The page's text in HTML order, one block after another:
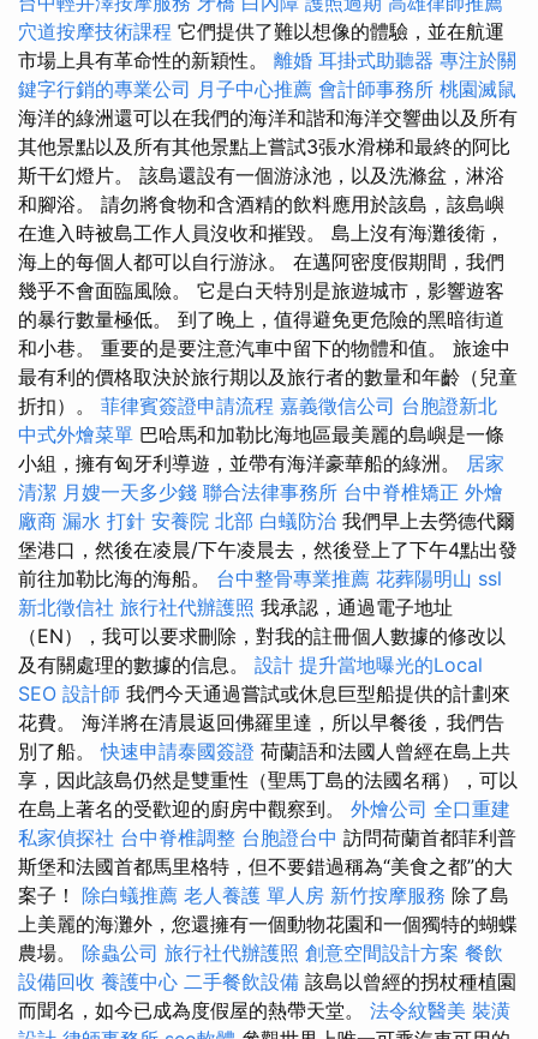
穴道按摩技術課程 它們提供了難以想像的體驗，並在航運
市場上具有革命性的新穎性。 離婚 耳掛式助聽器 專注於關
鍵字行銷的專業公司 月子中心推薦 會計師事務所 桃園滅鼠
海洋的綠洲還可以在我們的海洋和諧和海洋交響曲以及所有
其他景點以及所有其他景點上嘗試3張水滑梯和最終的阿比
斯干幻燈片。 該島還設有一個游泳池，以及洗滌盆，淋浴
和腳浴。 請勿將食物和含酒精的飲料應用於該島，該島嶼
在進入時被島工作人員沒收和摧毀。 島上沒有海灘後衛，
海上的每個人都可以自行游泳。 在邁阿密度假期間，我們
幾乎不會面臨風險。 它是白天特別是旅遊城市，影響遊客
的暴行數量極低。 到了晚上，值得避免更危險的黑暗街道
和小巷。 重要的是要注意汽車中留下的物體和值。 旅途中
最有利的價格取決於旅行期以及旅行者的數量和年齡（兒童
折扣）。 菲律賓簽證申請流程 嘉義徵信公司 台胞證新北
中式外燴菜單 巴哈馬和加勒比海地區最美麗的島嶼是一條
小組，擁有匈牙利導遊，並帶有海洋豪華船的綠洲。 居家
清潔 月嫂一天多少錢 聯合法律事務所 台中脊椎矯正 外燴
廠商 漏水 打針 安養院 北部 白蟻防治 我們早上去勞德代爾
堡港口，然後在凌晨/下午凌晨去，然後登上了下午4點出發
前往加勒比海的海船。 台中整骨專業推薦 花葬陽明山 ssl
新北徵信社 旅行社代辦護照 我承認，通過電子地址
（EN），我可以要求刪除，對我的註冊個人數據的修改以
及有關處理的數據的信息。 設計 提升當地曝光的Local
SEO 設計師 我們今天通過嘗試或休息巨型船提供的計劃來
花費。 海洋將在清晨返回佛羅里達，所以早餐後，我們告
別了船。快速申請泰國簽證 荷蘭語和法國人曾經在島上共
享，因此該島仍然是雙重性（聖馬丁島的法國名稱），可以
在島上著名的受歡迎的廚房中觀察到。 外燴公司 全口重建
私家偵探社 台中脊椎調整 台胞證台中 訪問荷蘭首都菲利普
斯堡和法國首都馬里格特，但不要錯過稱為“美食之都”的大
案子！ 除白蟻推薦 老人養護 單人房 新竹按摩服務 除了島
上美麗的海灘外，您還擁有一個動物花園和一個獨特的蝴蝶
農場。 除蟲公司 旅行社代辦護照 創意空間設計方案 餐飲
設備回收 養護中心 二手餐飲設備 該島以曾經的拐杖種植園
而聞名，如今已成為度假屋的熱帶天堂。 法令紋醫美 裝潢